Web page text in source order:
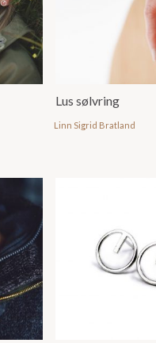
Lus sølvring
Linn Sigrid Bratland